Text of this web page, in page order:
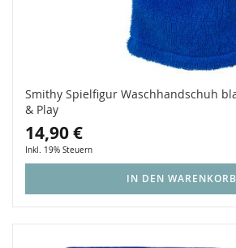
Smithy Spielfigur Waschhandschuh
& Play
14,90 €
Inkl. 19% Steuern
IN DEN WARENKORB